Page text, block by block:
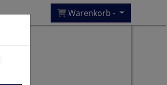
Warenkorb -